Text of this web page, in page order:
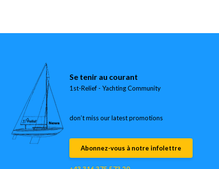
Se tenir au courant
1st-Relief - Yachting Community
don’t miss our latest promotions
Abonnez-vous à notre infolettre